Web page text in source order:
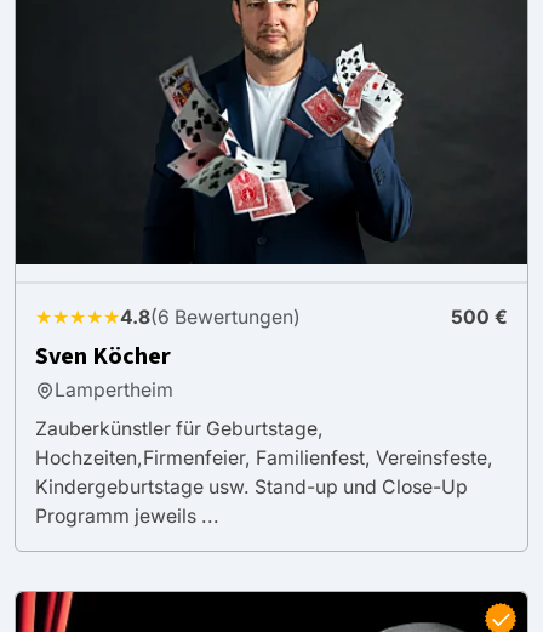
★★★★★4.8(6 Bewertungen) 500 €
Sven Köcher
Lampertheim
Zauberkünstler für Geburtstage,
Hochzeiten,Firmenfeier, Familienfest, Vereinsfeste,
Kindergeburtstage usw. Stand-up und Close-Up
Programm jeweils ...